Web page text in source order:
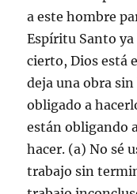
a este hombre
Espíritu Santo
cierto, Dios está
deja una obra
obligado a
están obligando
hacer. (a) No sé
trabajo sin